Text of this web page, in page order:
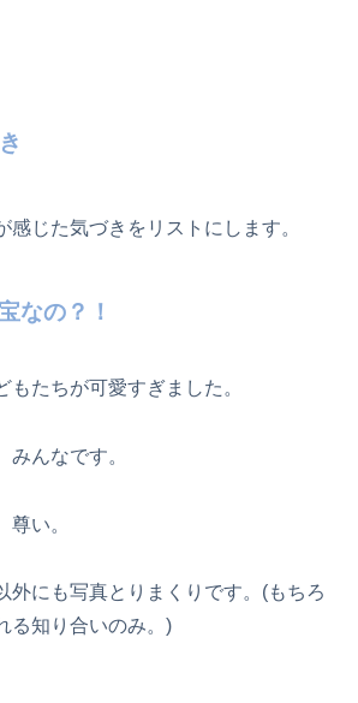
感じた気づきをリストにします。
なの？！
もたちが可愛すぎました。
みんなです。
尊い。
外にも写真とりまくりです。(もちろ
る知り合いのみ。)